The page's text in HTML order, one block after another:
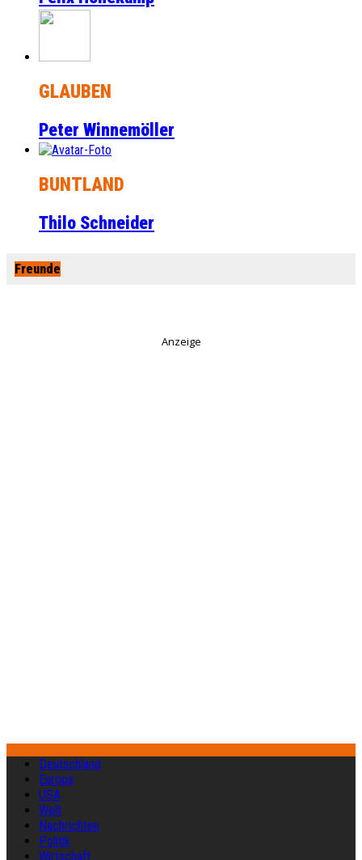
GLAUBEN
Peter Winnemöller
BUNTLAND
Thilo Schneider
Freunde
Anzeige
Deutschland
Europa
USA
Welt
Nachrichten
Politik
Wirtschaft